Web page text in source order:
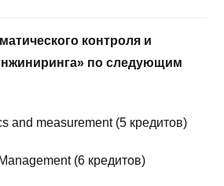
контроля и
по следующим
and measurement (5 кредитов)
(6 кредитов)